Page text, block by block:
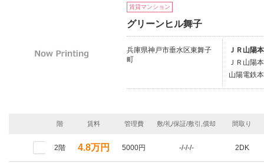
賃貸マンション
グリーンヒル舞子
兵庫県神戸市垂水区東舞子
町
ＪＲ山陽
ＪＲ山陽
山陽電鉄
階 賃料 管理費 敷/礼/保証/敷引,償却 間取り
2階 4.8万円 5000円 -/-/-/- 2DK